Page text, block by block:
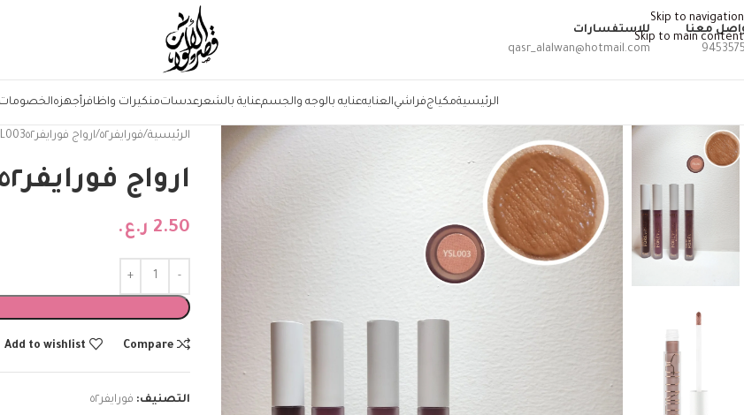
Skip to navigation
Skip to main content
معنا
للاستفسارات
qasr_alalwan@hotmail.com
الرئيسيةمكياجفراشيالعنايهعنايه بالوجه والجسمعناية بالشعرعدساتمنكيرات واظافرأجهزه
الرئيسية فورايفر٥٢ ارواج فورايفر٥٢‏Satin Lips YSL003
ارواج فورايفر٥٢‏Satin Lips YSL003
2.50 ر.ع.
Compare
Add to wishlist
التصنيف: فورايفر٥٢